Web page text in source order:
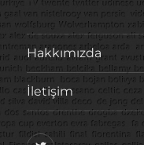
Hakkımızda
İletişim